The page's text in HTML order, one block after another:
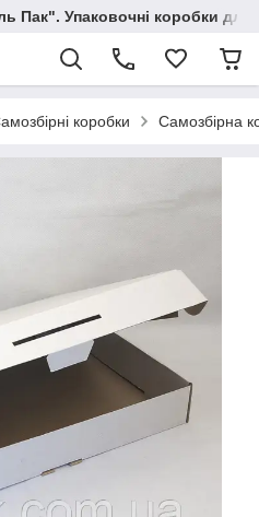
Пак". Упаковочні коробки для
коробки Самозбірна